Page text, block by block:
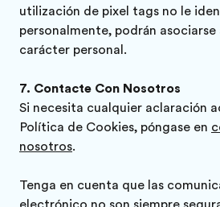
utilización de pixel tags no le
personalmente, podrán asociarse
carácter personal.
Contacte Con Nosotros
Si necesita cualquier aclaración
Política de Cookies, póngase en
nosotros.
Tenga en cuenta que las